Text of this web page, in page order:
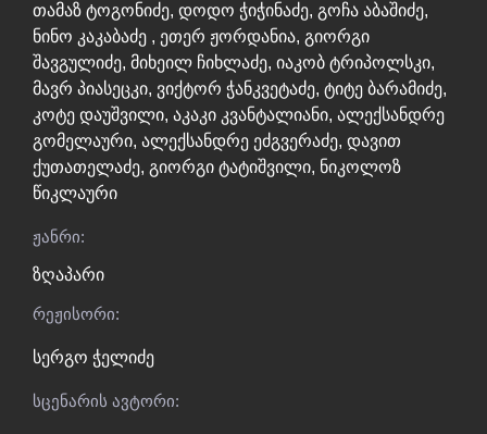
თამაზ ტოგონიძე, დოდო ჭიჭინაძე, გოჩა აბაშიძე,
ნინო კაკაბაძე , ეთერ ჟორდანია, გიორგი
შავგულიძე, მიხეილ ჩიხლაძე, იაკობ ტრიპოლსკი,
მავრ პიასეცკი, ვიქტორ ჭანკვეტაძე, ტიტე ბარამიძე,
კოტე დაუშვილი, აკაკი კვანტალიანი, ალექსანდრე
გომელაური, ალექსანდრე ეძგვერაძე, დავით
ქუთათელაძე, გიორგი ტატიშვილი, ნიკოლოზ
წიკლაური
ჟანრი:
ზღაპარი
რეჟისორი:
სერგო ჭელიძე
სცენარის ავტორი: